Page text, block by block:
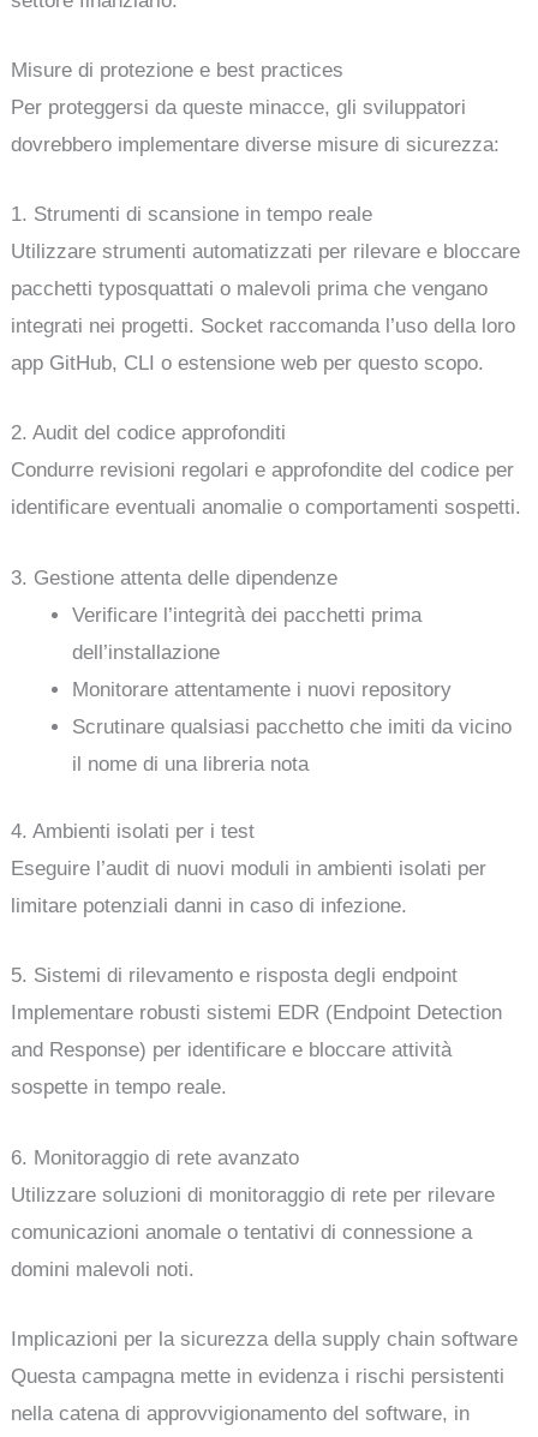
Misure di protezione e best practices
Per proteggersi da queste minacce, gli sviluppatori
dovrebbero implementare diverse misure di sicurezza:
1. Strumenti di scansione in tempo reale
Utilizzare strumenti automatizzati per rilevare e bloccare
pacchetti typosquattati o malevoli prima che vengano
integrati nei progetti. Socket raccomanda l’uso della loro
app GitHub, CLI o estensione web per questo scopo.
2. Audit del codice approfonditi
Condurre revisioni regolari e approfondite del codice per
identificare eventuali anomalie o comportamenti sospetti.
3. Gestione attenta delle dipendenze
Verificare l’integrità dei pacchetti prima
dell’installazione
Monitorare attentamente i nuovi repository
Scrutinare qualsiasi pacchetto che imiti da vicino
il nome di una libreria nota
4. Ambienti isolati per i test
Eseguire l’audit di nuovi moduli in ambienti isolati per
limitare potenziali danni in caso di infezione.
5. Sistemi di rilevamento e risposta degli endpoint
Implementare robusti sistemi EDR (Endpoint Detection
and Response) per identificare e bloccare attività
sospette in tempo reale.
6. Monitoraggio di rete avanzato
Utilizzare soluzioni di monitoraggio di rete per rilevare
comunicazioni anomale o tentativi di connessione a
domini malevoli noti.
Implicazioni per la sicurezza della supply chain software
Questa campagna mette in evidenza i rischi persistenti
nella catena di approvvigionamento del software, in